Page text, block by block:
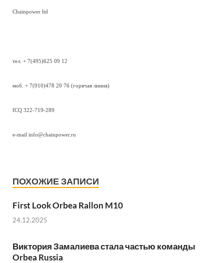
Chainpower ltd
тел. + 7(495)625 09 12
моб. + 7(910)478 20 76 (горячая линия)
IСQ 322-719-289
e-mail info@chainpower.ru
ПОХОЖИЕ ЗАПИСИ
First Look Orbea Rallon M10
24.12.2025
Виктория Замалиева стала частью команды
Orbea Russia